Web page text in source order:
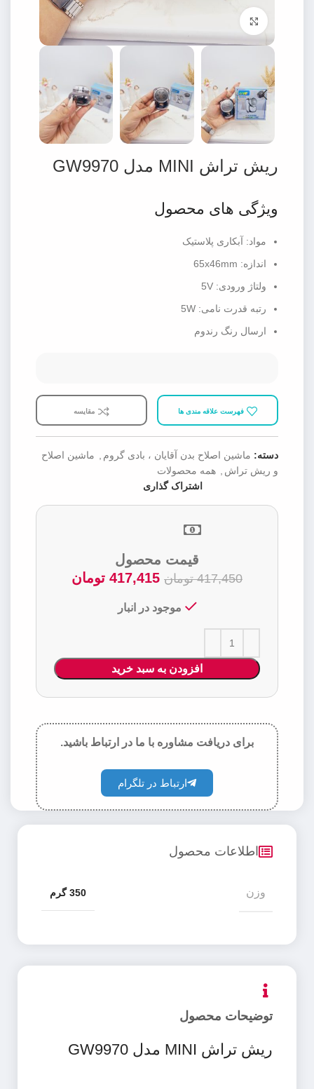
ریش تراش MINI مدل GW9970
ویژگی های محصول
مواد: آبکاری پلاستیک
اندازه: 65x46mm
ولتاژ ورودی: 5V
رتبه قدرت نامی: 5W
ارسال رنگ رندوم
فهرست علاقه مندی ها مقایسه
دسته: ماشین اصلاح بدن آقایان ، بادی گروم , ماشین اصلاح
و ریش تراش , همه محصولات
اشتراک گذاری
قیمت محصول
417,450 تومان 417,415 تومان
موجود در انبار
افزودن به سبد خرید
برای دریافت مشاوره با ما در ارتباط باشید.
ارتباط در تلگرام
توضیحات محصول
ریش تراش MINI مدل GW9970
اطلاعات محصول
وزن 350 گرم